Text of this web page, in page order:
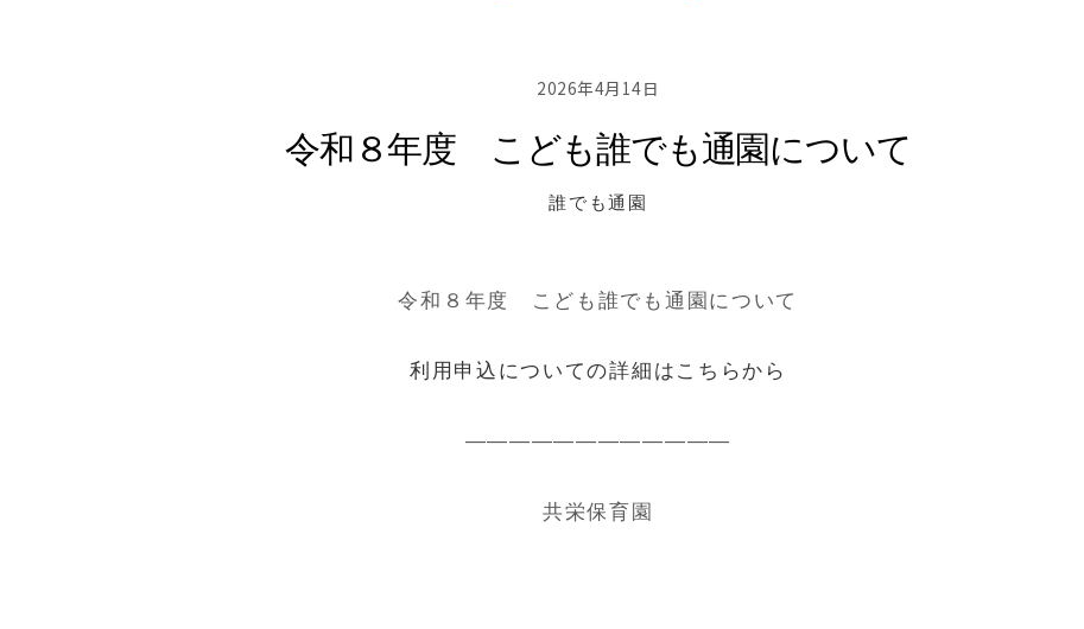
2026年4月14日
令和８年度 こども誰でも通園について
誰でも通園
令和８年度 こども誰でも通園について
利用申込についての詳細はこちらから
————————————
共栄保育園